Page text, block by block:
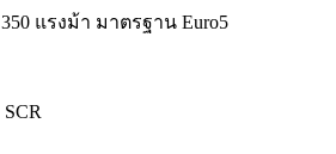
แรงม้า มาตรฐาน Euro5